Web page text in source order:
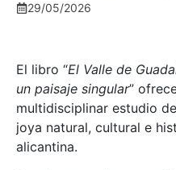
29/05/2026
El libro “El Valle de
un paisaje singular”
multidisciplinar estudio
joya natural, cultural e
alicantina.